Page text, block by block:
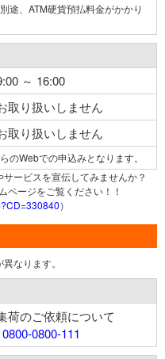
途、ATM硬貨預払料金がかかり
～ 16:00
取り扱いしません
取り扱いしません
のWebでの申込みとなります。
ービスを宣伝してみませんか？
ージをご覧ください！！
）
なります。
荷のご依頼について
0800-0800-111